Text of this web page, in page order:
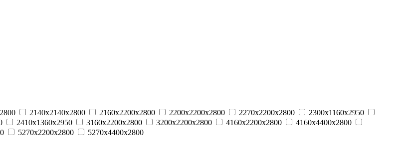
2140х2140х2800 2160х2200х2800 2200х2200х2800 2270х2200х2800
2300х1160х2950
2410х1360х2950 3160х2200х2800 3200х2200х2800 4160х2200х2800
4160х4400х2800
5270х2200х2800
5270х4400х2800